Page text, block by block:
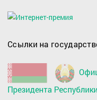
Ссылки на
Президента